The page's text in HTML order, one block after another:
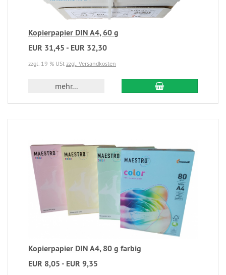
Kopierpapier DIN A4, 60 g
EUR 31,45 - EUR 32,30
zzgl. 19 % USt zzgl. Versandkosten
mehr...
Kopierpapier DIN A4, 80 g farbig
EUR 8,05 - EUR 9,35